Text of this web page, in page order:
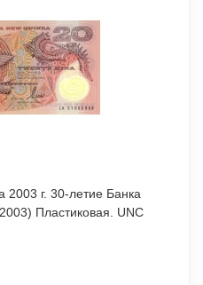
2003 г. 30-летие Банка
Пластиковая. UNC